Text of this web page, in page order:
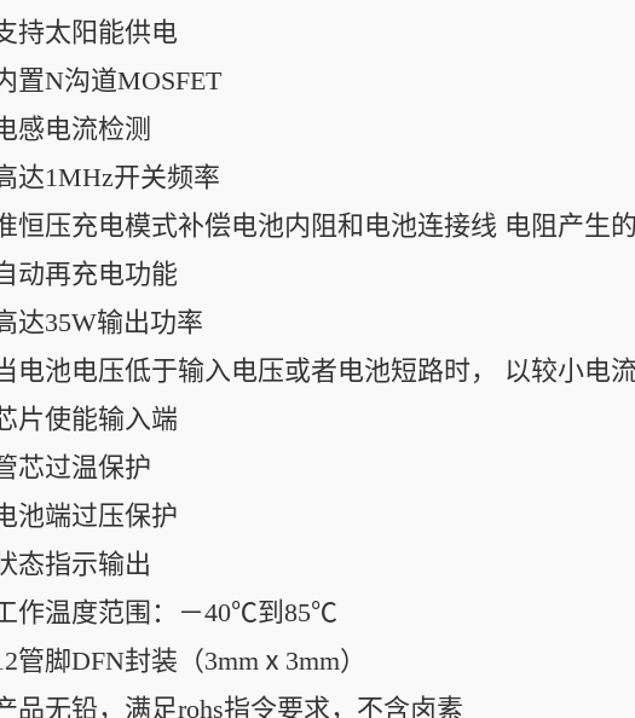
持太阳能供电
置N沟道MOSFET
感电流检测
达1MHz开关频率
恒压充电模式补偿电池内阻和电池连接线 电阻产生
动再充电功能
达35W输出功率
电池电压低于输入电压或者电池短路时， 以较小电流
片使能输入端
芯过温保护
池端过压保护
态指示输出
作温度范围：－40℃到85℃
管脚DFN封装（3mmⅹ3mm）
品无铅，满足rohs指令要求，不含卤素